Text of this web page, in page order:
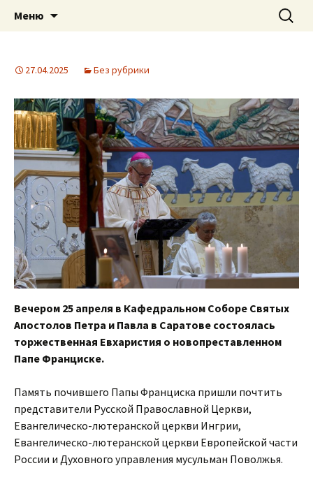
Римско-католическая
церковь в Саратове
Приход святого Климента
Меню Найти:
27.04.2025 Без рубрики
Вечером 25 апреля в Кафедральном Соборе Святых
Апостолов Петра и Павла в Саратове состоялась
торжественная Евхаристия о новопреставленном
Папе Франциске.
Память почившего Папы Франциска пришли почтить
представители Русской Православной Церкви,
Евангелическо-лютеранской церкви Ингрии,
Евангелическо-лютеранской церкви Европейской части
России и Духовного управления мусульман Поволжья.